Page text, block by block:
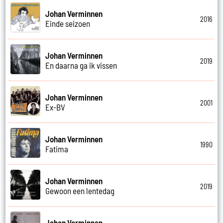
Johan Verminnen
Einde seizoen
2016
Johan Verminnen
En daarna ga ik vissen
2019
Johan Verminnen
Ex-BV
2001
Johan Verminnen
Fatima
1990
Johan Verminnen
Gewoon een lentedag
2019